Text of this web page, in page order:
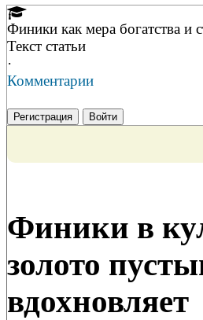
Финики как мера богатства и
Текст статьи
·
Комментарии
Регистрация Войти
Финики в
золото
вдохновляет